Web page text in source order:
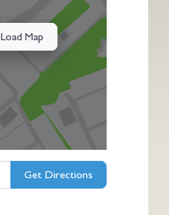
Load Map
Get Directions